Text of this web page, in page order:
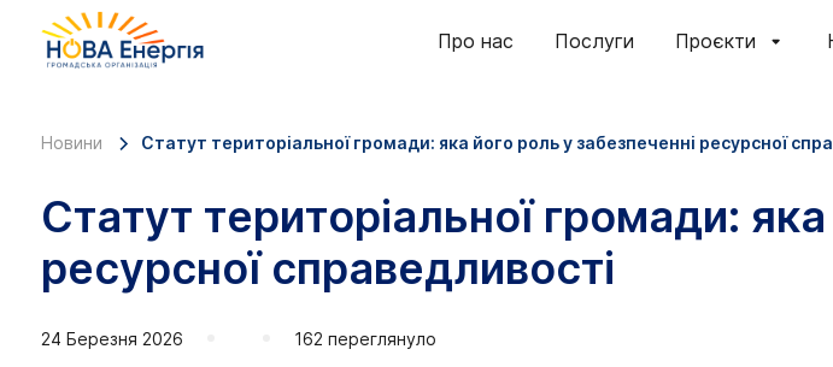
Про нас Послуги Проєкти
Новини Статут територіальної громади: яка його роль у забезпеченні ресурсної
Статут територіальної громади:
ресурсної справедливості
24 Березня 2026 162 переглянуло